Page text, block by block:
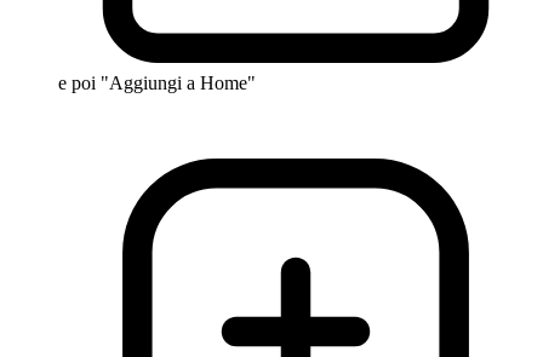
e poi "Aggiungi a Home"